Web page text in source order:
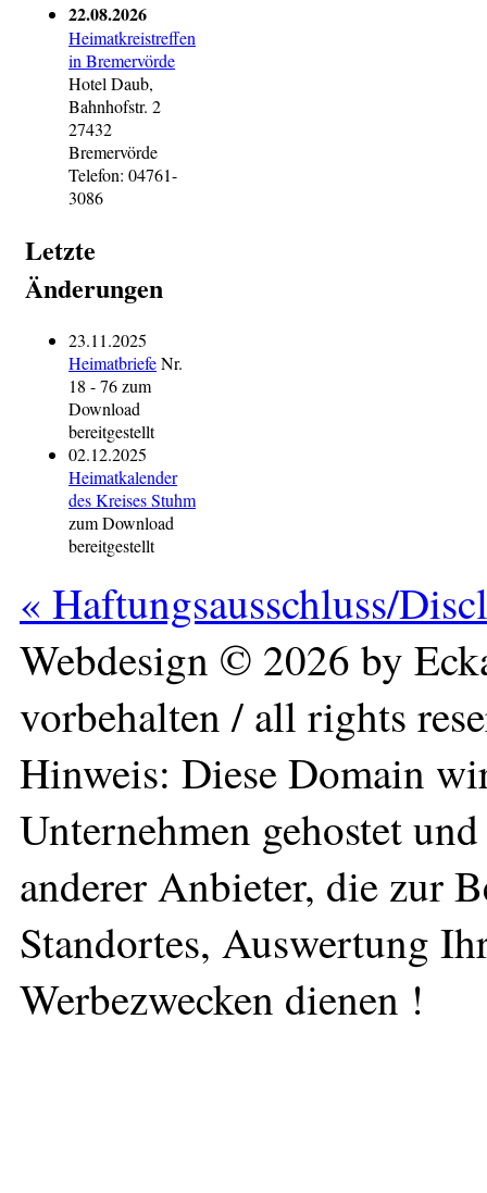
22.08.2026
Heimatkreistreffen
in Bremervörde
Hotel Daub,
Bahnhofstr. 2
27432
Bremervörde
Telefon: 04761-
3086
Letzte
Änderungen
23.11.2025
HeimatbriefeNr.
18 - 76 zum
Download
bereitgestellt
02.12.2025
Heimatkalender
des Kreises Stuhm
zum Download
bereitgestellt
« Haftungsausschluss/
Webdesign © 2026 by
vorbehalten / all rights
Hinweis: Diese Domain
Unternehmen gehostet
anderer Anbieter, die zur
Standortes, Auswertung
Werbezwecken dienen !